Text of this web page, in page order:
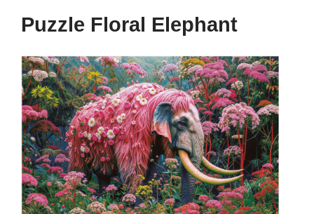
Puzzle Floral Elephant